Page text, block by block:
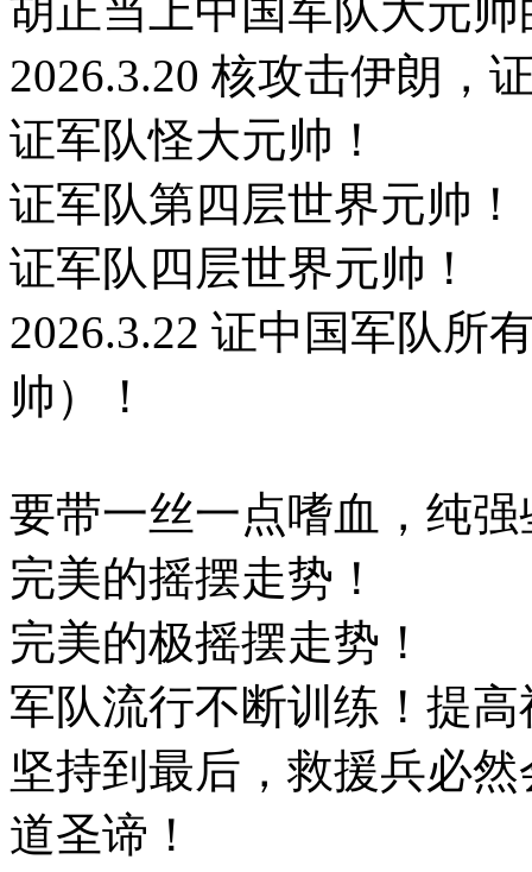
胡正当上中国军队大元帅
2026.3.20 核攻击伊朗，
证军队怪大元帅！
证军队第四层世界元帅！
证军队四层世界元帅！
2026.3.22 证中国军队所
帅）！
要带一丝一点嗜血，纯强
完美的摇摆走势！
完美的极摇摆走势！
军队流行不断训练！提
坚持到最后，救援兵必
道圣谛！